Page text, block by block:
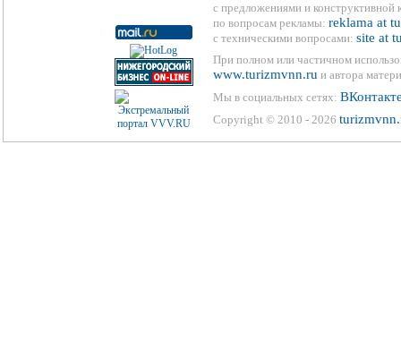
с предложениями и конструктивной
по вопросам рекламы: reklama at
с техническими вопросами: site at
При полном или частичном
www.turizmvnn.ru и автора
Мы в социальных сетях:
Copyright © 2010 - 2026